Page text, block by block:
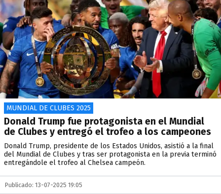
MUNDIAL DE CLUBES 2025
Donald Trump fue protagonista en el Mundial
de Clubes y entregó el trofeo a los campeones
​Donald Trump, presidente de los Estados Unidos, asistió a la final
del Mundial de Clubes y tras ser protagonista en la previa terminó
entregándole el trofeo al Chelsea campeón.
Publicado: 13-07-2025 19:05